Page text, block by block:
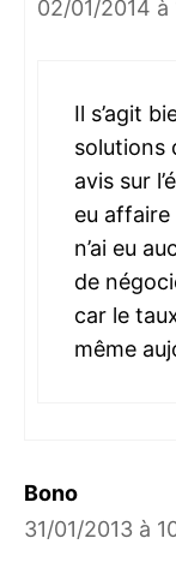
02/01/2014 à
Il s’agit
solutions
avis sur
eu affaire
n’ai eu
de
car le
même
Bono
31/01/2013 à